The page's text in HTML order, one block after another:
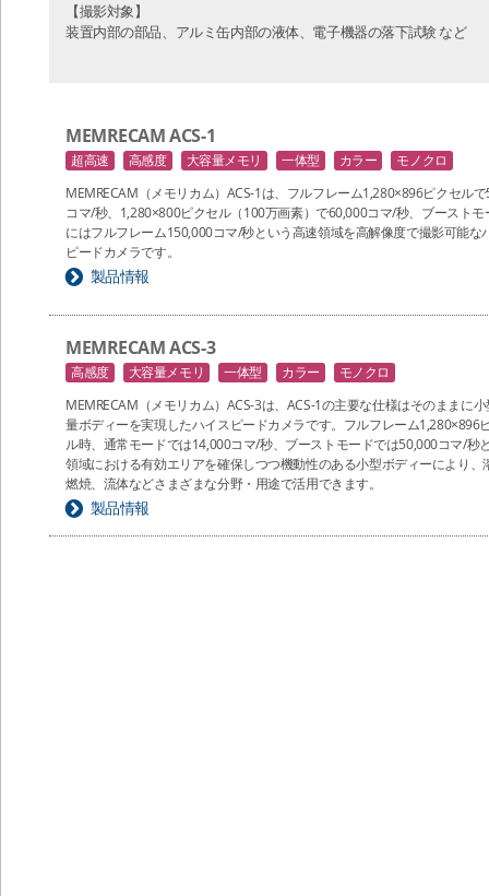
【撮影対象】
装置内部の部品、アルミ缶内部の液体、電子機器の落下試験 など
MEMRECAM ACS-1
超高速 高感度 大容量メモリ 一体型 カラー
モノクロ
MEMRECAM（メモリカム）ACS-1は、フルフレーム1,280×896ピクセル
コマ/秒、1,280×800ピクセル（100万画素）で60,000コマ/秒、ブーストモ
にはフルフレーム150,000コマ/秒という高速領域を高解像度で撮影可能な
ピードカメラです。
製品情報
MEMRECAM ACS-3
高感度 大容量メモリ 一体型 カラー
モノクロ
MEMRECAM（メモリカム）ACS-3は、ACS-1の主要な仕様はそのままに
量ボディーを実現したハイスピードカメラです。フルフレーム1,280×896
ル時、通常モードでは14,000コマ/秒、ブーストモードでは50,000コマ/秒
領域における有効エリアを確保しつつ機動性のある小型ボディーにより、
燃焼、流体などさまざまな分野・用途で活用できます。
製品情報